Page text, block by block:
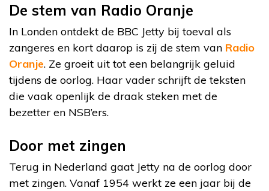
De stem van Radio Oranje
In Londen ontdekt de BBC Jetty bij toeval als
zangeres en kort daarop is zij de stem van Radio
Oranje. Ze groeit uit tot een belangrijk geluid
tijdens de oorlog. Haar vader schrijft de teksten
die vaak openlijk de draak steken met de
bezetter en NSB’ers.
Door met zingen
Terug in Nederland gaat Jetty na de oorlog door
met zingen. Vanaf 1954 werkt ze een jaar bij de